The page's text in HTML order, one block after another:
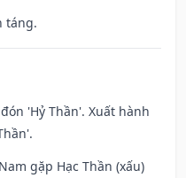
táng.
'Hỷ Thần'. Xuất hành
gặp Hạc Thần (xấu)